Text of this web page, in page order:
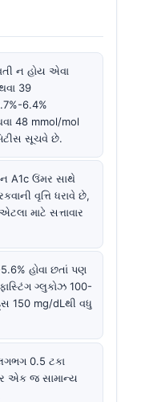
ન હોય એવા
39
6.4%
48 mmol/mol
સૂચવે છે.
A1c ઉંમર સાથે
વૃત્તિ ધરાવે છે,
માટે સત્તાવાર
હોવા છતાં પણ
ગ્લુકોઝ 100-
150 mg/dLથી વધુ
0.5 ટકા
એક જ સામાન્ય